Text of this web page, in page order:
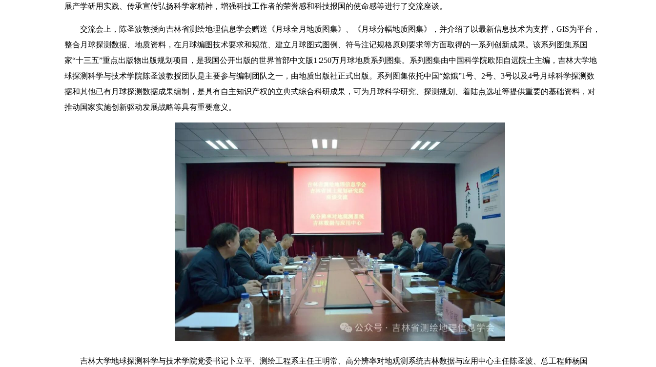
展产学研用实践、传承宣传弘扬科学家精神，增强科技工作者的荣誉感和科技报国的使命感等进行了交流座谈。
交流会上，陈圣波教授向吉林省测绘地理信息学会赠送《月球全月地质图集》、《月球分幅地质图集》，并介绍了以最新信息技术为支撑，GIS为平台，
整合月球探测数据、地质资料，在月球编图技术要求和规范、建立月球图式图例、符号注记规格原则要求等方面取得的一系列创新成果。该系列图集系国
家“十三五”重点出版物出版规划项目，是我国公开出版的世界首部中文版1∶250万月球地质系列图集。系列图集由中国科学院欧阳自远院士主编，吉林大学地
球探测科学与技术学院陈圣波教授团队是主要参与编制团队之一，由地质出版社正式出版。系列图集依托中国“嫦娥”1号、2号、3号以及4号月球科学探测数
据和其他已有月球探测数据成果编制，是具有自主知识产权的立典式综合科研成果，可为月球科学研究、探测规划、着陆点选址等提供重要的基础资料，对
推动国家实施创新驱动发展战略等具有重要意义。
吉林大学地球探测科学与技术学院党委书记卜立平、测绘工程系主任王明常、高分辨率对地观测系统吉林数据与应用中心主任陈圣波、总工程师杨国